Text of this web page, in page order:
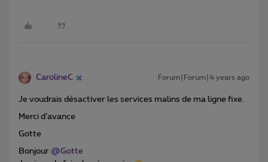
CarolineC Forum|Forum|4 years ago
Je voudrais désactiver les services malins de ma ligne fixe.
Merci d’avance
Gotte
Bonjour @Gotte